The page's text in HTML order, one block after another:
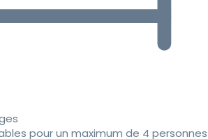
pour un maximum de 4 personnes